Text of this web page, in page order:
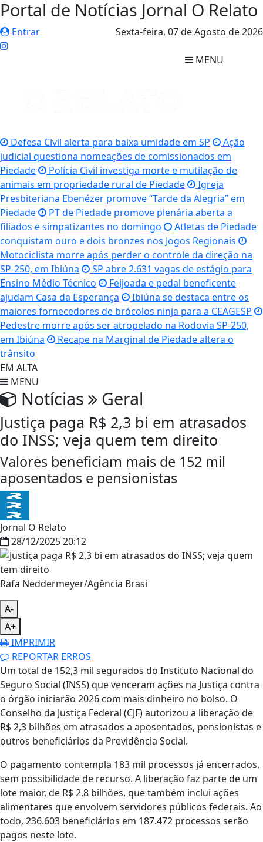
Portal de Notícias Jornal O Relato
Entrar Sexta-feira, 07 de Agosto de 2026
MENU
Defesa Civil alerta para baixa umidade em SP
Ação
judicial questiona nomeações de comissionados em
Piedade
Polícia Civil investiga morte e mutilação de
animais em propriedade rural de Piedade
Igreja
Presbiteriana Ebenézer promove “Tarde da Alegria” em
Piedade
PT de Piedade promove plenária aberta a
filiados e simpatizantes no domingo
Atletas de Piedade
conquistam ouro e dois bronzes nos Jogos Regionais
Motociclista morre após perder o controle da direção na
SP-250, em Ibiúna
SP abre 2.631 vagas de estágio para
Ensino Médio Técnico
Feijoada e pedal beneficente
ajudam Casa da Esperança
Ibiúna se destaca entre os
maiores fornecedores de brócolos ninja para a CEAGESP
Pedestre morre após ser atropelado na Rodovia SP-250,
em Ibiúna
Recape na Marginal de Piedade altera o
trânsito
EM ALTA
MENU
Notícias Geral
Justiça paga R$ 2,3 bi em atrasados
do INSS; veja quem tem direito
Valores beneficiam mais de 152 mil
aposentados e pensionistas
Jornal O Relato
28/12/2025 20:12
Rafa Neddermeyer/Agência Brasi
A-
A+
IMPRIMIR
REPORTAR ERROS
Um total de 152,3 mil segurados do Instituto Nacional do
Seguro Social (INSS) que venceram ações na Justiça contra
o órgão iniciarão 2026 com mais dinheiro no bolso. O
Conselho da Justiça Federal (CJF) autorizou a liberação de
R$ 2,3 bilhões em atrasados a aposentados, pensionistas e
outros beneficiários da Previdência Social.
O pagamento contempla 183 mil processos já encerrados,
sem possibilidade de recurso. A liberação faz parte de um
lote maior, de R$ 2,8 bilhões, que também inclui ações
alimentares que envolvem servidores públicos federais. Ao
todo, 236.603 beneficiários em 187.472 processos serão
pagos neste lote.